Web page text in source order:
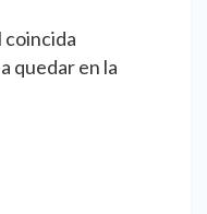
coincida
quedar en la